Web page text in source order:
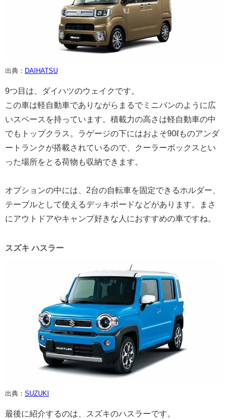
出典： DAIHATSU
9つ目は、ダイハツのウェイクです。
この車は軽自動車でありながらまるでミニバンのように広
いスペースを持っています。積載力の高さは軽自動車の中
でもトップクラス。ラゲージの下にはおよそ90ℓものアンダ
ートランクが搭載されているので、クーラーボックスとい
った場所をとる荷物も収納できます。
オプションの中には、2台の自転車を固定できるホルダー、
テーブルとして使えるデッキボードなどがあります。まさ
にアウトドアやキャンプ好きな人におすすめの車ですね。
スズキ ハスラー
出典： SUZUKI
最後に紹介するのは、スズキのハスラーです。